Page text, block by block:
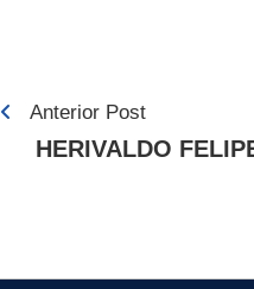
Navegação
Anterior Post
HERIVALDO